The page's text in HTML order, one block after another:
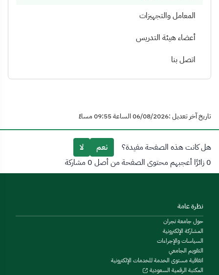
المعامل والتجهيزات
أعضاء هيئة التدريس
اتصل بنا
تاريخ آخر تعديل :06/08/2026 الساعة 09:55 مساءً
هل كانت هذه الصفحة مفيدة؟ نعم
لا
0 زائرًا أعجبهم محتوى الصفحة من أصل 0 مشاركة
نظرة عامة
حول جامعة نجران
المشاركة الإلكترونية
السياسات والإجراءات
التقويم الجامعي
اتفاقية مستوى الخدمة للخدمات الإلكترونية
المكتبة الرقمية السعودية